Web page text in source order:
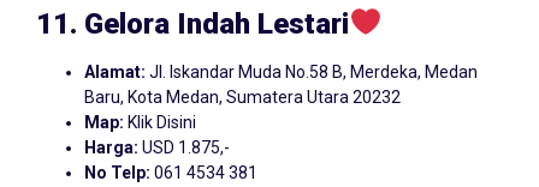
11. Gelora Indah Lestari
Alamat: Jl. Iskandar Muda No.58 B, Merdeka, Medan
Baru, Kota Medan, Sumatera Utara 20232
Map: Klik Disini
Harga: USD 1.875,-
No Telp: 061 4534 381